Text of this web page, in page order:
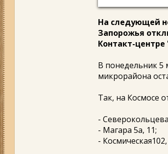
На следующей
Запорожья
Контакт-центре
В понедельник 5
микрорайона
Так, на Космосе
-
- Магара 5а, 11;
-